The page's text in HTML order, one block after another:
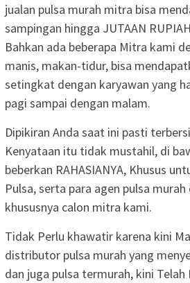
jualan pulsa murah mitra bisa
sampingan hingga JUTAAN
Bahkan ada beberapa Mitra kami
manis, makan-tidur, bisa
setingkat dengan karyawan yang
pagi sampai dengan malam.
Dipikiran Anda saat ini pasti
Kenyataan itu tidak mustahil, di
beberkan RAHASIANYA, Khusus
Pulsa, serta para agen pulsa
khususnya calon mitra kami.
Tidak Perlu khawatir karena kini
distributor pulsa murah yang
dan juga pulsa termurah, kini Telah